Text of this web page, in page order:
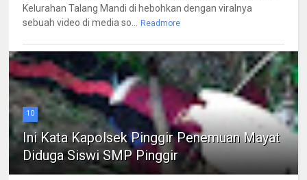
Kelurahan Talang Mandi di hebohkan dengan viralnya
sebuah video di media so...
Readmore
10
Ini Kata Kapolsek Pinggir Penemuan Mayat
Diduga Siswi SMP Pinggir